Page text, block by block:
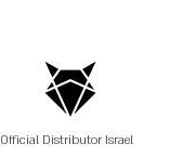
Official Distributor Israel